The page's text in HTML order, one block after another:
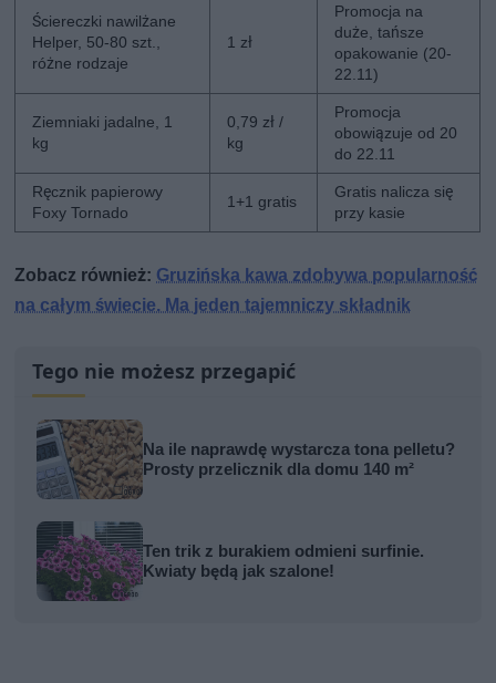
Ściereczki nawilżane
Helper, 50-80 szt.,
różne rodzaje
1 zł
Promocja na
duże, tańsze
opakowanie (20-
22.11)
Ziemniaki jadalne, 1
kg
0,79 zł /
kg
Promocja
obowiązuje od 20
do 22.11
Ręcznik papierowy
Foxy Tornado
1+1 gratis
Gratis nalicza się
przy kasie
Zobacz również: Gruzińska kawa zdobywa popularność
na całym świecie. Ma jeden tajemniczy składnik
Tego nie możesz przegapić
Na ile naprawdę wystarcza tona pelletu?
Prosty przelicznik dla domu 140 m²
Ten trik z burakiem odmieni surfinie.
Kwiaty będą jak szalone!